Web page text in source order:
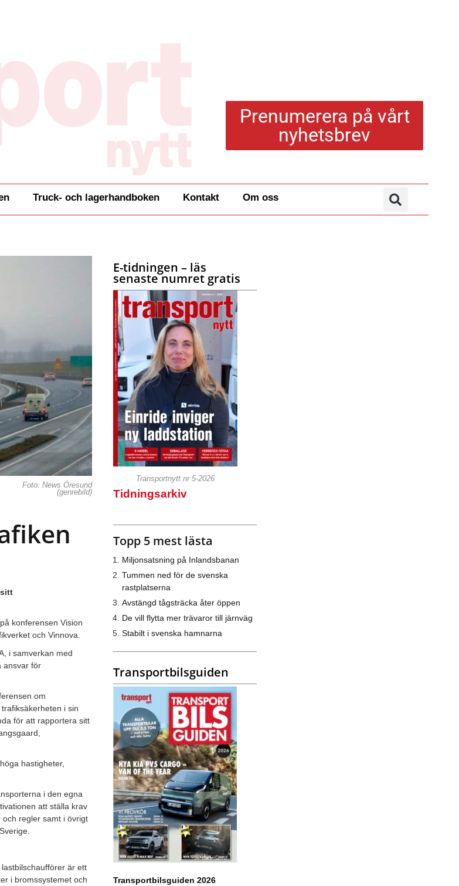
Prenumerera på vårt
nyhetsbrev
Truck- och lagerhandboken Kontakt Om oss
Foto: News Öresund
(genrebild)
konferensen Vision
och Vinnova.
i samverkan med
ansvar för
om
i sin
för att rapportera sitt
hastigheter,
i den egna
att ställa krav
regler samt i övrigt
är ett
i bromssystemet och
E-tidningen – läs
senaste numret gratis
Transportnytt nr 5-2026
Tidningsarkiv
Topp 5 mest lästa
Miljonsatsning på Inlandsbanan
Tummen ned för de svenska
rastplatserna
Avstängd tågsträcka åter öppen
De vill flytta mer trävaror till järnväg
Stabilt i svenska hamnarna
Transportbilsguiden
Transportbilsguiden 2026